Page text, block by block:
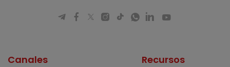
Canales Recursos